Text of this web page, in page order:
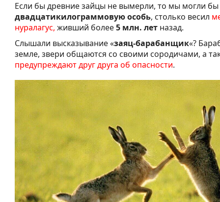
Если бы древние зайцы не вымерли, то мы могли бы
двадцатикилограммовую особь, столько весил
нуралагус, живший более5 млн. лет назад.
Слышали высказывание «заяц-барабанщик«?
земле, звери общаются со своими сородичами, а
предупреждают друг друга об опасности.